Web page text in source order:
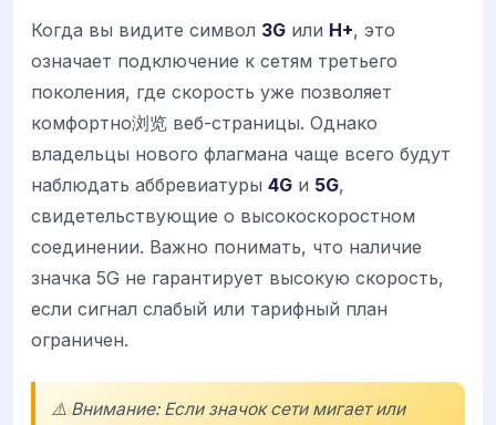
Когда вы видите символ 3G или H+, это
означает подключение к сетям третьего
поколения, где скорость уже позволяет
комфортно浏览 веб-страницы. Однако
владельцы нового флагмана чаще всего будут
наблюдать аббревиатуры 4G и 5G,
свидетельствующие о высокоскоростном
соединении. Важно понимать, что наличие
значка 5G не гарантирует высокую скорость,
если сигнал слабый или тарифный план
ограничен.
⚠️ Внимание: Если значок сети мигает или